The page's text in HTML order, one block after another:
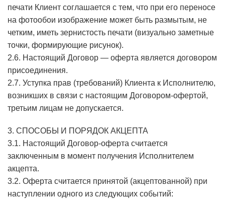
печати Клиент соглашается с тем, что при его переносе
на фотообои изображение может быть размытым, не
четким, иметь зернистость печати (визуально заметные
точки, формирующие рисунок).
2.6. Настоящий Договор — оферта является договором
присоединения.
2.7. Уступка прав (требований) Клиента к Исполнителю,
возникших в связи с настоящим Договором-офертой,
третьим лицам не допускается.
3. СПОСОБЫ И ПОРЯДОК АКЦЕПТА
3.1. Настоящий Договор-оферта считается
заключенным в момент получения Исполнителем
акцепта.
3.2. Оферта считается принятой (акцептованной) при
наступлении одного из следующих событий: